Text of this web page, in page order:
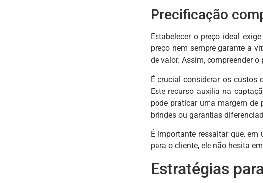
Precificação
Estabelecer o preço ideal
preço nem sempre garante a
de valor. Assim, compreender
É crucial considerar os custos
Este recurso auxilia na
pode praticar uma margem de
brindes ou garantias
É importante ressaltar que,
para o cliente, ele não hesita
Estratégias